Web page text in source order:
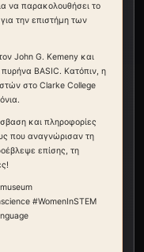
να παρακολουθήσει το
την επιστήμη των
John G. Kemeny και
BASIC. Κατόπιν, η
στο Clarke College
και πληροφορίες
που αναγνώρισαν τη
επίσης, τη
#WomenInSTEM